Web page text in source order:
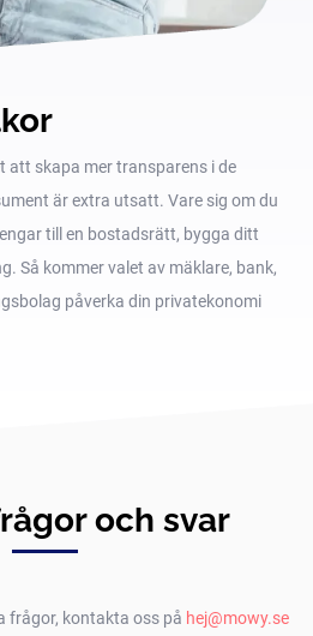
att skapa mer transparens i de
är extra utsatt. Vare sig om du
till en bostadsrätt, bygga ditt
Så kommer valet av mäklare, bank,
påverka din privatekonomi
och svar
frågor, kontakta oss på hej@mowy.se